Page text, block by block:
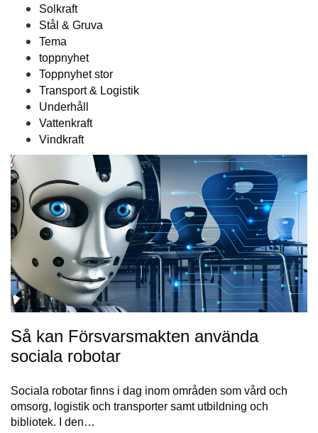
Solkraft
Stål & Gruva
Tema
toppnyhet
Toppnyhet stor
Transport & Logistik
Underhåll
Vattenkraft
Vindkraft
Så kan Försvars­makten använda
sociala robotar
Sociala robotar finns i dag inom områden som vård och
omsorg, logistik och transporter samt utbildning och
bibliotek. I den…